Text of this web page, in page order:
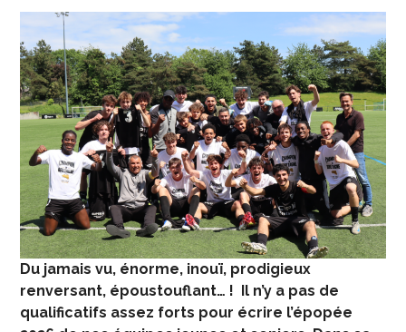
Du jamais vu, énorme, inouï, prodigieux
renversant, époustouflant… ! Il n’y a pas de
qualificatifs assez forts pour écrire l’épopée